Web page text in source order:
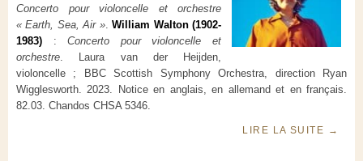
Concerto pour violoncelle et orchestre
« Earth, Sea, Air ».William Walton (1902-
1983) :Concerto pour violoncelle et
orchestre. Laura van der Heijden,
violoncelle ; BBC Scottish Symphony Orchestra, direction Ryan
Wigglesworth. 2023. Notice en anglais, en allemand et en français.
82.03. Chandos CHSA 5346.
LIRE LA SUITE →